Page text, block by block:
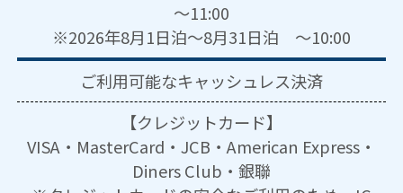
～11:00
※2026年8月1日泊～8月31日泊 ～10:00
ご利用可能なキャッシュレス決済
【クレジットカード】
VISA・MasterCard・JCB・American Express・
Diners Club・銀聯